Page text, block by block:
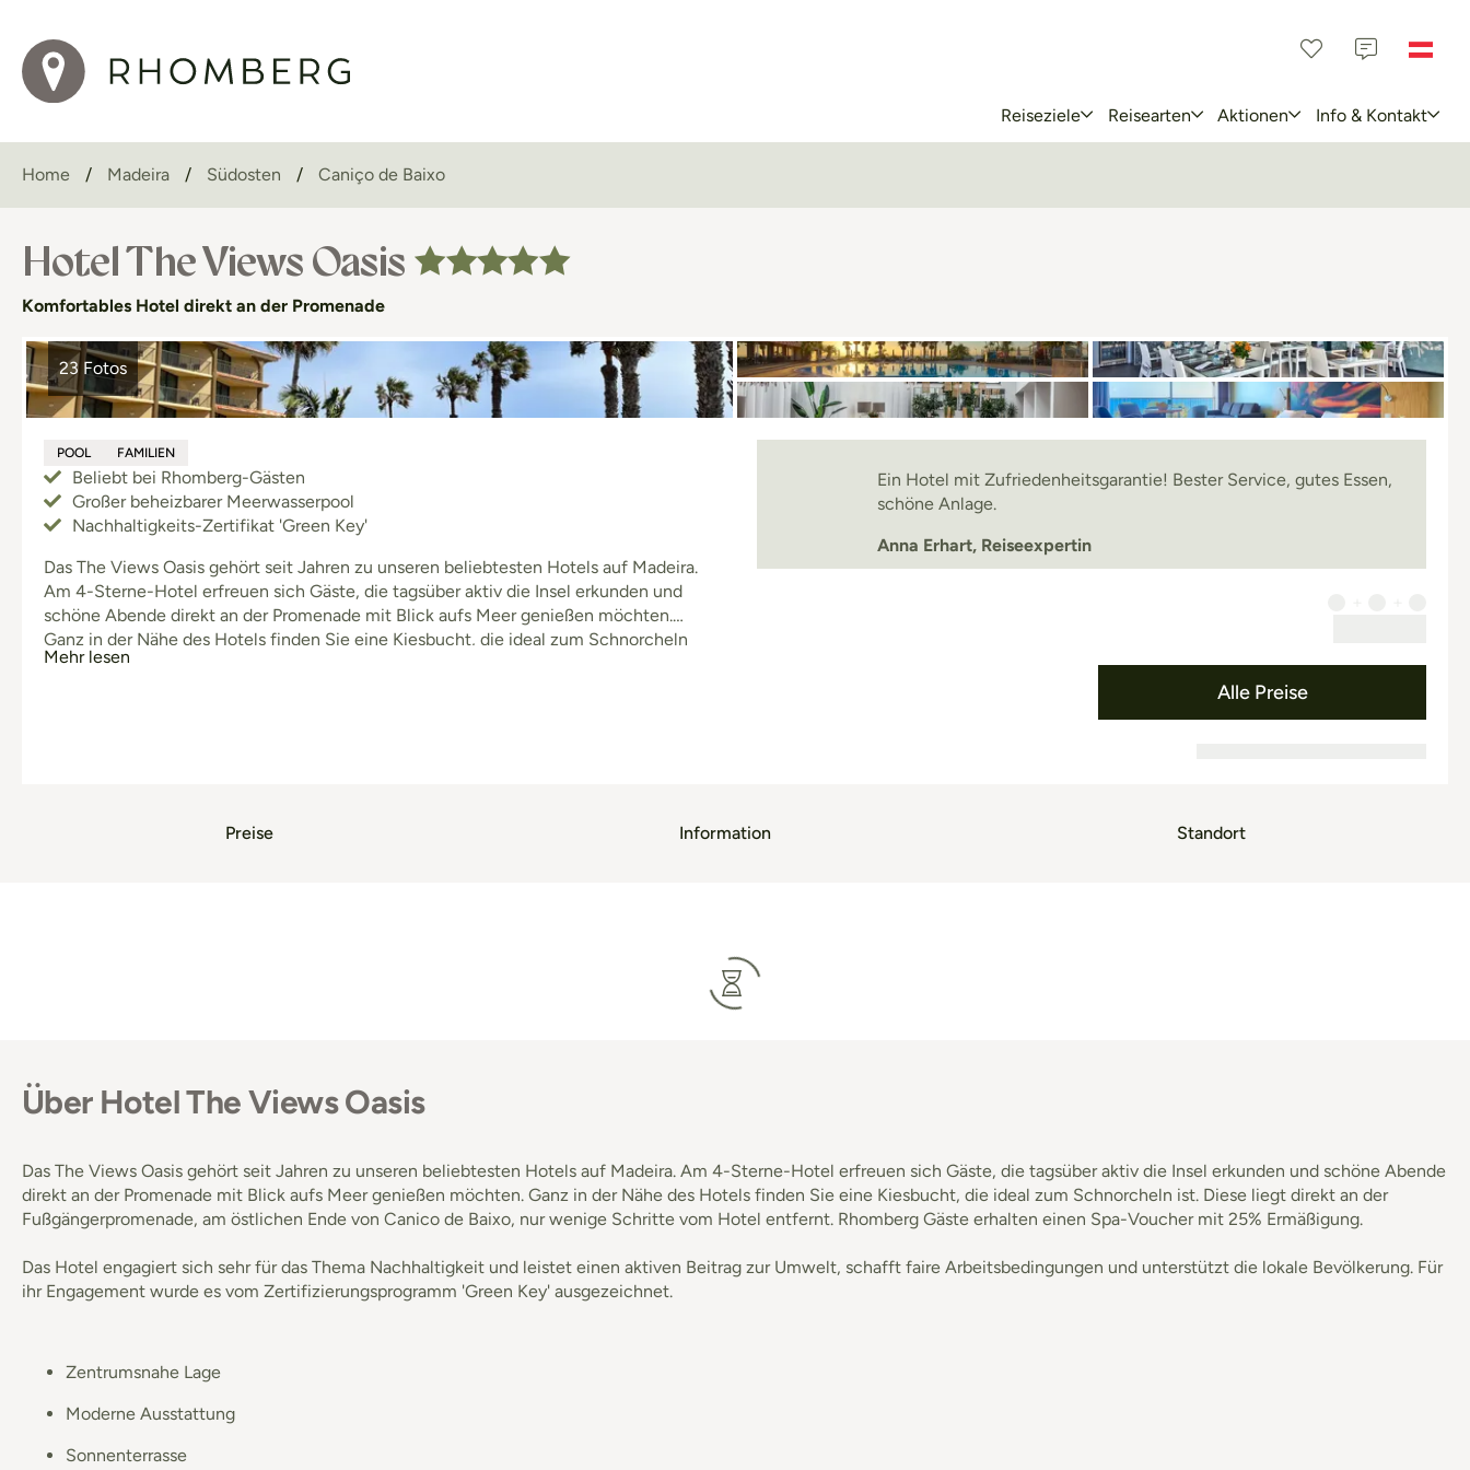
Reiseziele Reisearten Aktionen Info & Kontakt
Home Madeira Südosten Caniço de Baixo
Hotel The Views Oasis
Komfortables Hotel direkt an der Promenade
23 Fotos
POOL FAMILIEN
Beliebt bei Rhomberg-Gästen
Großer beheizbarer Meerwasserpool
Nachhaltigkeits-Zertifikat 'Green Key'
Das The Views Oasis gehört seit Jahren zu unseren beliebtesten Hotels auf Madeira.
Am 4-Sterne-Hotel erfreuen sich Gäste, die tagsüber aktiv die Insel erkunden und
schöne Abende direkt an der Promenade mit Blick aufs Meer genießen möchten.
Ganz in der Nähe des Hotels finden Sie eine Kiesbucht, die ideal zum Schnorcheln
ist. Diese liegt direkt an der Fußgängerpromenade, am östlichen Ende von Canico
Mehr lesen
Ein Hotel mit Zufriedenheitsgarantie! Bester Service, gutes Essen,
schöne Anlage.
Anna Erhart, Reiseexpertin
Alle Preise
Preise Information Standort
Über Hotel The Views Oasis
Das The Views Oasis gehört seit Jahren zu unseren beliebtesten Hotels auf Madeira. Am 4-Sterne-Hotel erfreuen sich Gäste, die tagsüber aktiv die Insel erkunden und schöne Abende
direkt an der Promenade mit Blick aufs Meer genießen möchten. Ganz in der Nähe des Hotels finden Sie eine Kiesbucht, die ideal zum Schnorcheln ist. Diese liegt direkt an der
Fußgängerpromenade, am östlichen Ende von Canico de Baixo, nur wenige Schritte vom Hotel entfernt. Rhomberg Gäste erhalten einen Spa-Voucher mit 25% Ermäßigung.
Das Hotel engagiert sich sehr für das Thema Nachhaltigkeit und leistet einen aktiven Beitrag zur Umwelt, schafft faire Arbeitsbedingungen und unterstützt die lokale Bevölkerung. Für
ihr Engagement wurde es vom Zertifizierungsprogramm 'Green Key' ausgezeichnet.
Zentrumsnahe Lage
Moderne Ausstattung
Sonnenterrasse